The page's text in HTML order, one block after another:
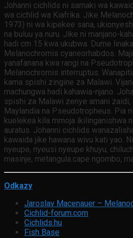
Johanni cichlids ni samaki wa
wa cichlid wa Kiafrika. Jike
1973) ni wa kipekee sana,
na buluu ya nuru. Jike ni manjano-
hadi cm 15 kwa ukubwa. Dume
Melanochromis cyaneorhabdos.
yanafanana kwa rangi na
Melanochromis interruptus.
kama spishi zingine za Malawi.
machungwa hadi kahawia-njano.
spishi za Malawi zenye amani
Maylandia na Pseudotropheus. Pia
kuelekea kila mmoja ikilinganishwa
auratus. Johanni cichlids
kawaida jike hawana wivu kati yao.
nyeupe, nyeusi nyeupe khuyu,
masinje, metangula.cape ngombo,
Odkazy
Jaroslav Macenauer –
Cichlid-forum.com
Cichlids.hu
Fish Base